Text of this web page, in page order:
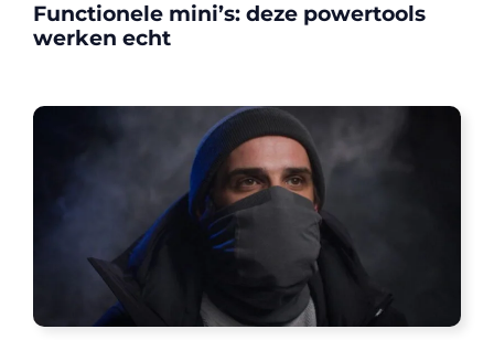
Functionele mini’s: deze powertools
werken echt